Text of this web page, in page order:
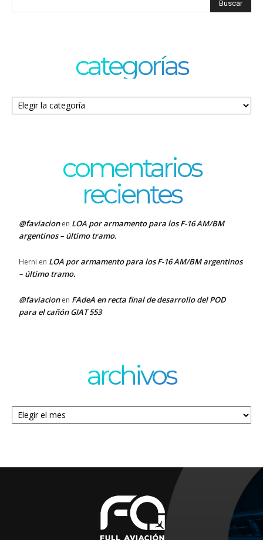
categorías
Categorías
comentarios
recientes
@faviacionen LOA por armamento para los F-16 AM/BM
argentinos – último tramo.
Herni en LOA por armamento para los F-16 AM/BM argentinos
– último tramo.
@faviacionen FAdeA en recta final de desarrollo del POD
para el cañón GIAT 553
archivos
Archivos